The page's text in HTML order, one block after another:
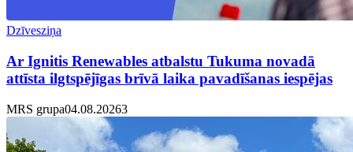
Dzīvesziņa
Ar Ignitis Renewables atbalstu Tukuma novadā
attīsta ilgtspējīgas brīvā laika pavadīšanas iespējas
MRS grupa04.08.20263